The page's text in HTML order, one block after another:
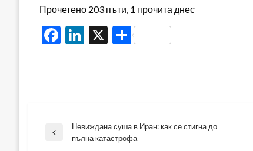
Прочетено 203 пъти, 1 прочита днес
Facebook
LinkedIn
X Share
Навигация
Previous
Невиждана суша в Иран: как се стигна до
пълна катастрофа